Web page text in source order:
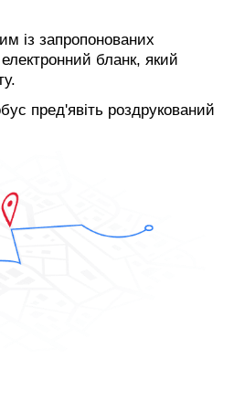
із запропонованих
бланк, який
пред'явіть роздрукований